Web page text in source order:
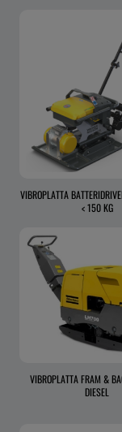
VIBROPLATTA
< 150 KG
VIBROPLATTA FRAM &
DIESEL